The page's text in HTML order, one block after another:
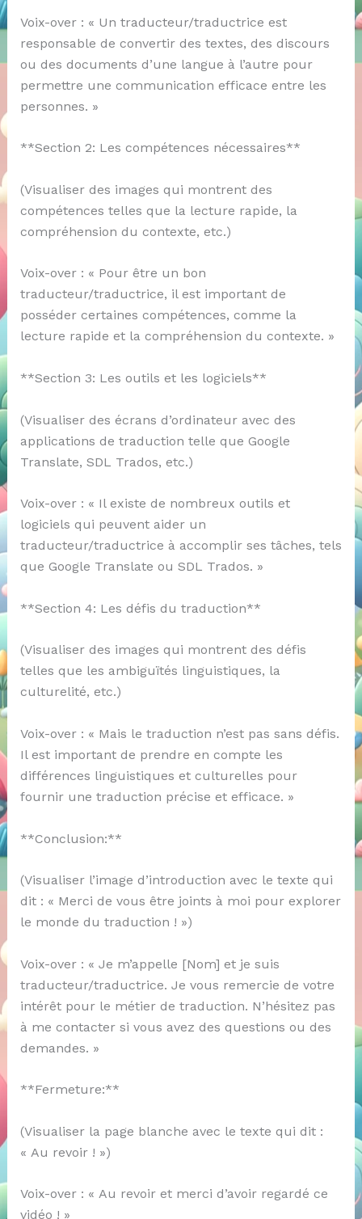
Voix-over : « Un traducteur/traductrice est
responsable de convertir des textes, des discours
ou des documents d’une langue à l’autre pour
permettre une communication efficace entre les
personnes. »
**Section 2: Les compétences nécessaires**
(Visualiser des images qui montrent des
compétences telles que la lecture rapide, la
compréhension du contexte, etc.)
Voix-over : « Pour être un bon
traducteur/traductrice, il est important de
posséder certaines compétences, comme la
lecture rapide et la compréhension du contexte. »
**Section 3: Les outils et les logiciels**
(Visualiser des écrans d’ordinateur avec des
applications de traduction telle que Google
Translate, SDL Trados, etc.)
Voix-over : « Il existe de nombreux outils et
logiciels qui peuvent aider un
traducteur/traductrice à accomplir ses tâches, tels
que Google Translate ou SDL Trados. »
**Section 4: Les défis du traduction**
(Visualiser des images qui montrent des défis
telles que les ambiguïtés linguistiques, la
culturelité, etc.)
Voix-over : « Mais le traduction n’est pas sans défis.
Il est important de prendre en compte les
différences linguistiques et culturelles pour
fournir une traduction précise et efficace. »
**Conclusion:**
(Visualiser l’image d’introduction avec le texte qui
dit : « Merci de vous être joints à moi pour explorer
le monde du traduction ! »)
Voix-over : « Je m’appelle [Nom] et je suis
traducteur/traductrice. Je vous remercie de votre
intérêt pour le métier de traduction. N’hésitez pas
à me contacter si vous avez des questions ou des
demandes. »
**Fermeture:**
(Visualiser la page blanche avec le texte qui dit :
« Au revoir ! »)
Voix-over : « Au revoir et merci d’avoir regardé ce
vidéo ! »